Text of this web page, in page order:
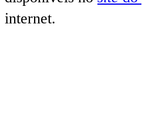
internet.